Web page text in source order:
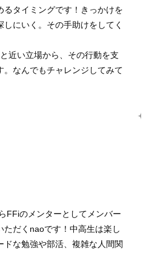
タイミングです！きっかけを
にいく。その手助けをしてく
近い立場から、その行動を支
。なんでもチャレンジしてみて
FFiのメンターとしてメンバー
だくnaoです！中高生は楽し
ドな勉強や部活、複雑な人間関